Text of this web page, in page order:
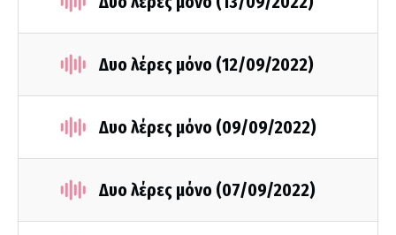
Δυο λέρες μόνο (12/09/2022)
Δυο λέρες μόνο (09/09/2022)
Δυο λέρες μόνο (07/09/2022)